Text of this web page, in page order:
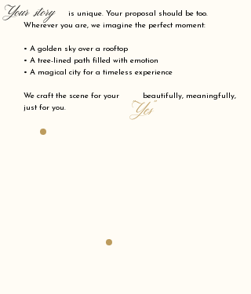
is unique. Your proposal should be too.
Wherever you are, we imagine the perfect moment:
• A golden sky over a rooftop
• A tree-lined path filled with emotion
• A magical city for a timeless experience
We craft the scene for your beautifully, meaningfully,
just for you.
"Yes"
Your story